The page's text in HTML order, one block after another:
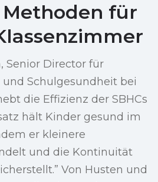
für
Senior Director für
Schulgesundheit bei
die Effizienz der SBHCs
hält Kinder gesund im
er kleinere
und die Kontinuität
Von Husten und